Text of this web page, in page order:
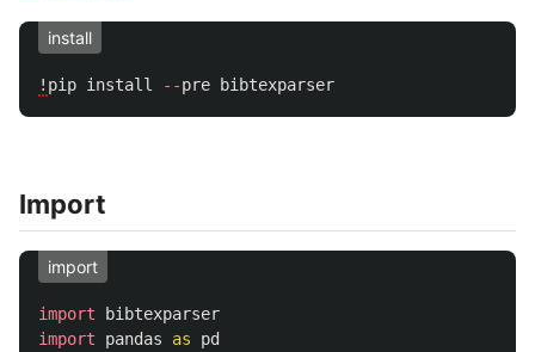
install
! pip install --pre bibtexparser
Import
import
import
bibtexparser
import
pandas as pd